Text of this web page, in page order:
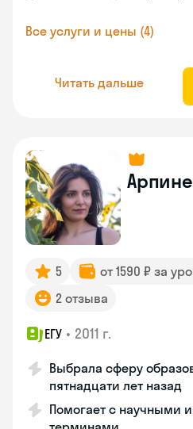
Все услуги и цены (4)
Читать дальше
Арпине
5 от 1590 ₽ за
2 отзыва
ЕГУ • 2011 г.
Выбрала сферу
пятнадцати лет назад
Помогает с научными